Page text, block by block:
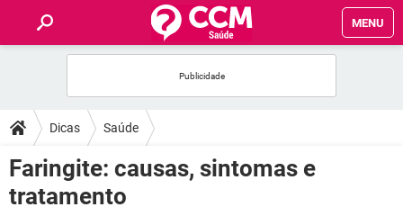
MENU
FÓRUM
SAÚDE
FAMÍLIA
Dicas Saúde
Faringite: causas, sintomas e
tratamento